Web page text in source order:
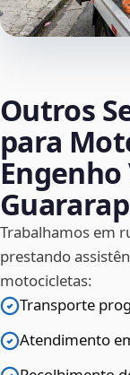
Outros
para
Engenho
Trabalhamos em
prestando
motocicletas:
Transporte
Atendimento